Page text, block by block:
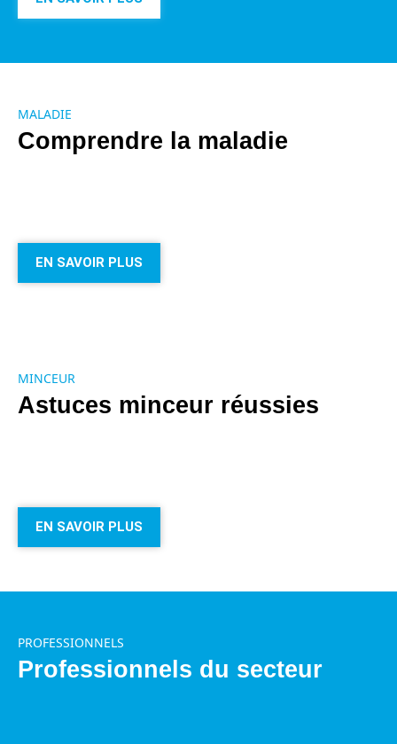
MALADIE
Comprendre la maladie
EN SAVOIR PLUS
MINCEUR
Astuces minceur réussies
EN SAVOIR PLUS
PROFESSIONNELS
Professionnels du secteur